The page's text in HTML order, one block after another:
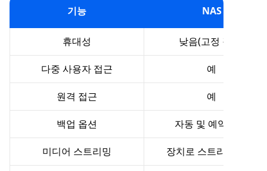
기능 NAS
휴대성 낮음(고정 장치)
다중 사용자 접근 예
원격 접근 예
백업 옵션 자동 및 예약 백업
미디어 스트리밍 장치로 스트리밍 지원